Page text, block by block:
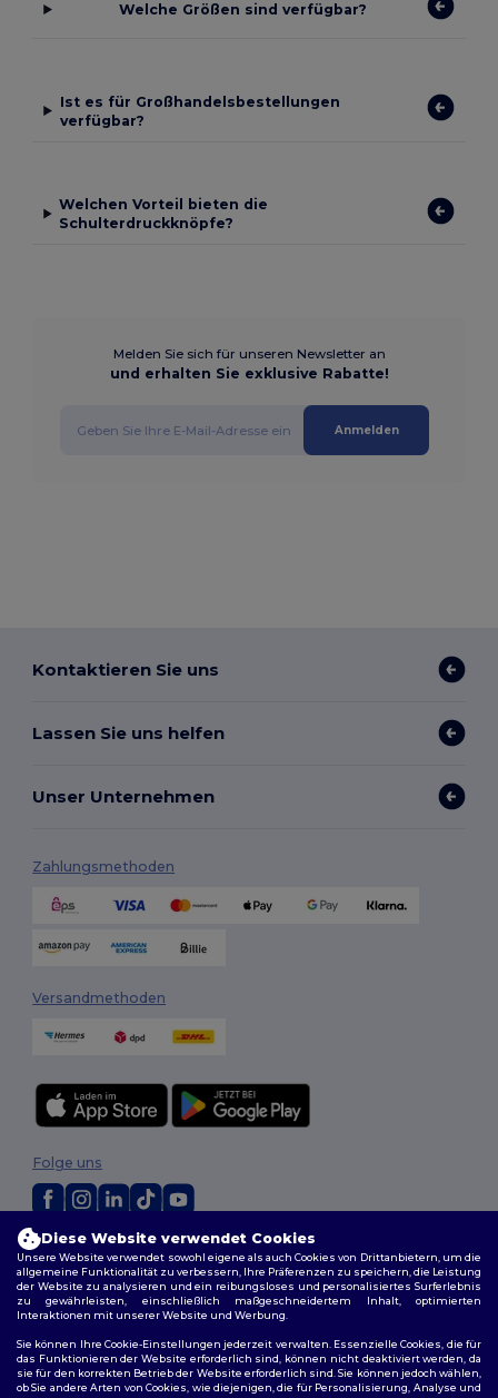
Welche Größen sind verfügbar?
Ist es für Großhandelsbestellungen
verfügbar?
Welchen Vorteil bieten die
Schulterdruckknöpfe?
Melden Sie sich für unseren Newsletter an
und erhalten Sie exklusive Rabatte!
Anmelden
Kontaktieren Sie uns
Lassen Sie uns helfen
Unser Unternehmen
Zahlungsmethoden
Versandmethoden
2026. Alle Rechte vorbehalten
Allgemeine Geschäftsbedingungen|Personalisierungsrichtlinien|
Datenschutzbestimmungen| Cookie-Richtlinie|Site Map
Folge uns
Diese Website verwendet Cookies
Unsere Website verwendet sowohl eigene als auch Cookies von Drittanbietern, um die
allgemeine Funktionalität zu verbessern, Ihre Präferenzen zu speichern, die Leistung
der Website zu analysieren und ein reibungsloses und personalisiertes Surferlebnis
zu gewährleisten, einschließlich maßgeschneidertem Inhalt, optimierten
Interaktionen mit unserer Website und Werbung.
Sie können Ihre Cookie-Einstellungen jederzeit verwalten. Essenzielle Cookies, die für
das Funktionieren der Website erforderlich sind, können nicht deaktiviert werden, da
sie für den korrekten Betrieb der Website erforderlich sind. Sie können jedoch wählen,
ob Sie andere Arten von Cookies, wie diejenigen, die für Personalisierung, Analyse und